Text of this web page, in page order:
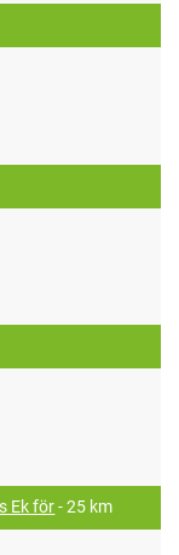
Ek för- 25 km